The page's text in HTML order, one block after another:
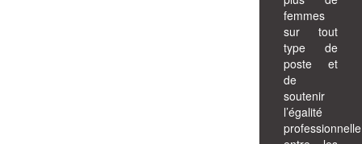
femmes
sur tout
type de
poste et
de
soutenir
l’égalité
professionnelle